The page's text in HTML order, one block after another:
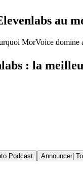
au
MorVoice domine
: la
Podcast Announcer|